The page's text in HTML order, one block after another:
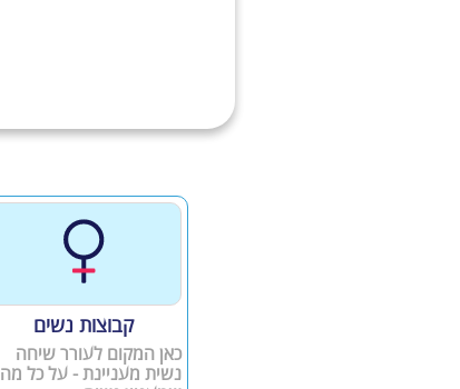
קבוצות נשים
כאן המקום לעורר שיחה
נשית מעניינת - על כל מה